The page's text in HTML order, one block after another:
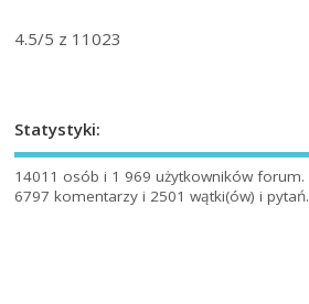
4.5/5 z 11023
Statystyki:
14011 osób i 1 969 użytkowników forum.
6797 komentarzy i 2501 wątki(ów) i pytań.